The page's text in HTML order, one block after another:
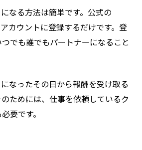
なる方法は簡単です。公式の
カウントに登録するだけです。登
でも誰でもパートナーになること
なったその日から報酬を受け取る
ためには、仕事を依頼しているク
要です。